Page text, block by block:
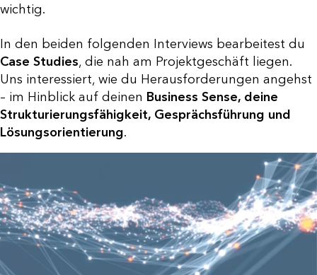
wichtig.
In den beiden folgenden Interviews bearbeitest du
Case Studies, die nah am Projektgeschäft liegen.
Uns interessiert, wie du Herausforderungen angehst
– im Hinblick auf deinen Business Sense, deine
Strukturierungsfähigkeit, Gesprächsführung und
Lösungsorientierung.